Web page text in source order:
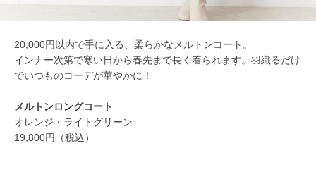
20,000円以内で手に入る、柔らかなメルトンコート。
インナー次第で寒い日から春先まで長く着られます。羽織るだけ
でいつものコーデが華やかに！
メルトンロングコート
オレンジ・ライトグリーン
19,800円（税込）